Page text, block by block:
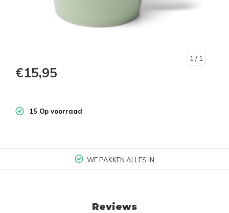
1 / 1
€15,95
15 Op voorraad
WE PAKKEN ALLES IN
Reviews